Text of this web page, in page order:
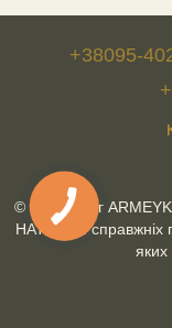
+38095-
© Військторг
НАТО для справжніх
яких